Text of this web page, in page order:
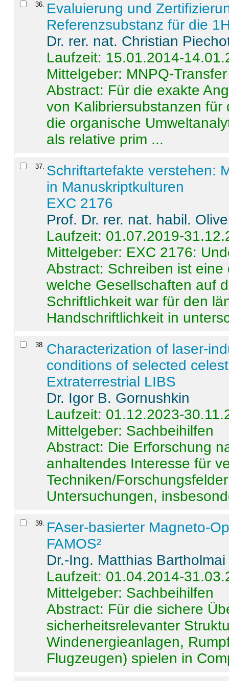
36. Evaluierung und
Referenzsubstanz für die
Dr. rer. nat. Christian
Laufzeit: 15.01.2014-
Mittelgeber: MNPQ-Transfer
Abstract: Für die exakte
von Kalibriersubstanzen
die organische
als relative prim ...
37. Schriftartefakte verstehen:
in Manuskriptkulturen
EXC 2176
Prof. Dr. rer. nat. habil.
Laufzeit: 01.07.2019-
Mittelgeber: EXC 2176:
Abstract: Schreiben ist
welche Gesellschaften auf
Schriftlichkeit war für den
Handschriftlichkeit in
38. Characterization of laser-
conditions of selected
Extraterrestrial LIBS
Dr. Igor B. Gornushkin
Laufzeit: 01.12.2023-
Mittelgeber: Sachbeihilfen
Abstract: Die Erforschung
anhaltendes Interesse für
Techniken/
Untersuchungen,
39. FAser-basierter Magneto-
FAMOS²
Dr.-Ing. Matthias Bartholmai
Laufzeit: 01.04.2014-
Mittelgeber: Sachbeihilfen
Abstract: Für die sichere
sicherheitsrelevanter
Windenergieanlagen,
Flugzeugen) spielen in